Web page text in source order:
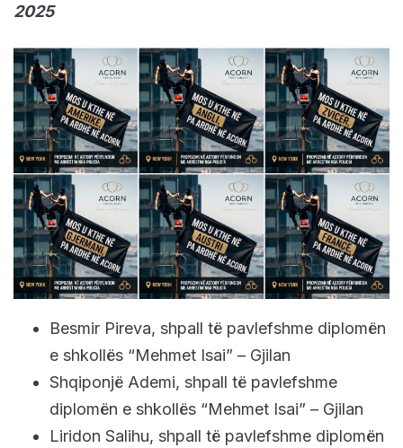
2025
Besmir Pireva, shpall të pavlefshme diplomën
e shkollës “Mehmet Isai” – Gjilan
Shqiponjë Ademi, shpall të pavlefshme
diplomën e shkollës “Mehmet Isai” – Gjilan
Liridon Salihu, shpall të pavlefshme diplomën